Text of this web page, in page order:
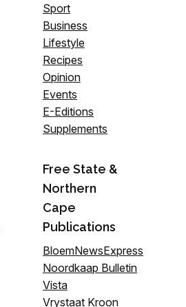
Sport
Business
Lifestyle
Recipes
Opinion
Events
E-Editions
Supplements
Free State &
Northern
Cape
Publications
BloemNewsExpress
Noordkaap Bulletin
Vista
Vrystaat Kroon